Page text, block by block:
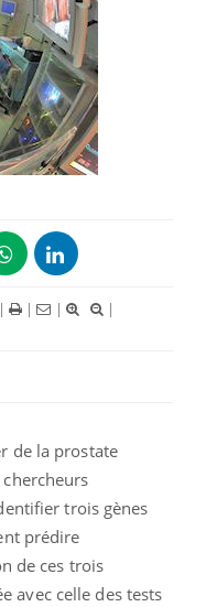
| | |
|
de la prostate
trois gènes
prédire
de ces trois
avec celle des tests